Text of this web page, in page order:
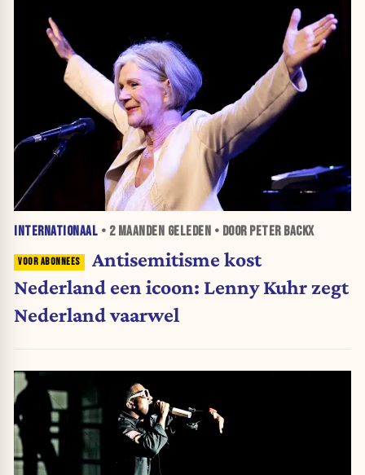
INTERNATIONAAL • 2 MAANDEN GELEDEN • DOOR PETER BACKX
Antisemitisme kost
Nederland een icoon: Lenny Kuhr zegt
Nederland vaarwel